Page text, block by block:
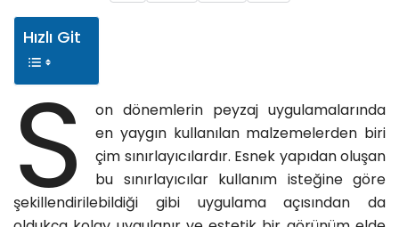
Hızlı Git
S
on dönemlerin peyzaj uygulamalarında
en yaygın kullanılan malzemelerden biri
çim sınırlayıcılardır. Esnek yapıdan oluşan
bu sınırlayıcılar kullanım isteğine göre
şekillendirilebildiği gibi uygulama açısından da